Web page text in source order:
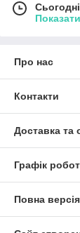
Про нас
Контакти
Доставка та
Графік
Повна